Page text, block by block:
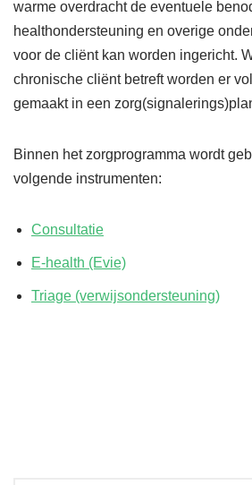
warme overdracht de eventuele
healthondersteuning en overige
voor de cliënt kan worden ingericht.
chronische cliënt betreft worden er
gemaakt in een
Binnen het zorgprogramma wordt
volgende instrumenten:
Consultatie
E-health (Evie)
Triage (verwijsondersteuning)